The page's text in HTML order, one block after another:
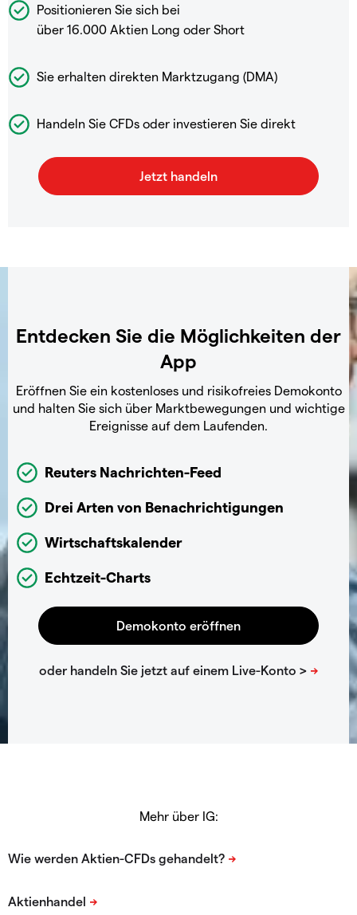
Positionieren Sie sich bei
über 16.000 Aktien Long oder Short
Sie erhalten direkten Marktzugang (DMA)
Handeln Sie CFDs oder investieren Sie direkt
Entdecken Sie die Möglichkeiten der
App
Eröffnen Sie ein kostenloses und risikofreies Demokonto
und halten Sie sich über Marktbewegungen und wichtige
Ereignisse auf dem Laufenden.
Reuters Nachrichten-Feed
Drei Arten von Benachrichtigungen
Wirtschaftskalender
Echtzeit-Charts
Mehr über IG: